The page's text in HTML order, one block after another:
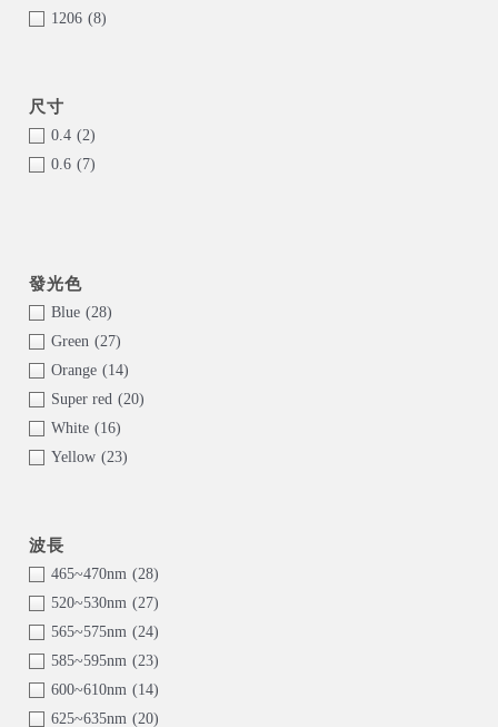
1206 (8)
RGB
0.4 (2)
0.6 (7)
Blue (28)
Green (27)
Orange (14)
Super red (20)
White (16)
Yellow (23)
465~470nm (28)
520~530nm (27)
565~575nm (24)
585~595nm (23)
600~610nm (14)
625~635nm (20)